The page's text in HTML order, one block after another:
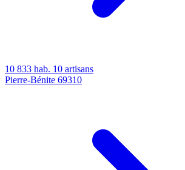
10 833 hab. 10 artisans
Pierre-Bénite 69310